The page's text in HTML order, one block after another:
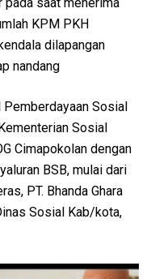
pada saat menerima
KPM PKH
dilapangan
nandang
Sosial
Sosial
Cimapokolan dengan
BSB, mulai dari
PT. Bhanda Ghara
Sosial Kab/kota,